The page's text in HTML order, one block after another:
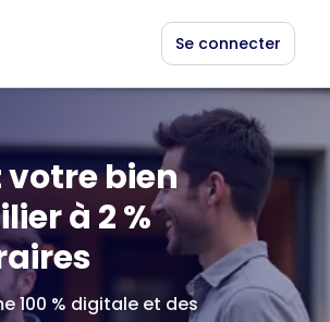
Se connecter
votre bien
à 2 %
100 % digitale et des